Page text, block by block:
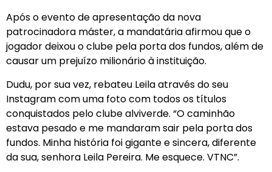
Após o evento de apresentação da nova
patrocinadora máster, a mandatária afirmou que o
jogador deixou o clube pela porta dos fundos, além de
causar um prejuízo milionário à instituição.
Dudu, por sua vez, rebateu Leila através do seu
Instagram com uma foto com todos os títulos
conquistados pelo clube alviverde. “O caminhão
estava pesado e me mandaram sair pela porta dos
fundos. Minha história foi gigante e sincera, diferente
da sua, senhora Leila Pereira. Me esquece. VTNC”.